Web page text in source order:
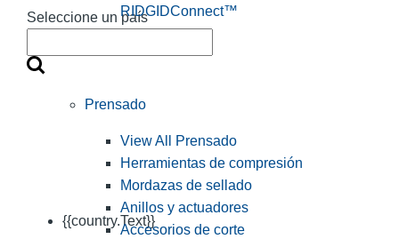
Seleccione un país
{{country.Text}}
RIDGIDConnect™
Prensado
View All Prensado
Herramientas de compresión
Mordazas de sellado
Anillos y actuadores
Accesorios de corte